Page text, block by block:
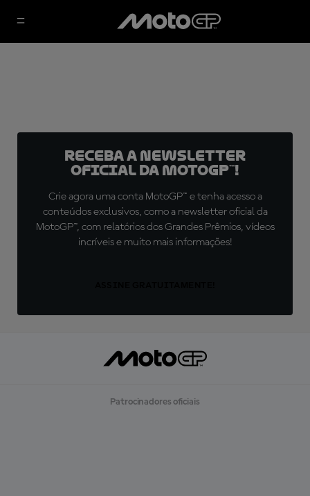
Receba a newsletter
oficial da MotoGP™!
Crie agora uma conta MotoGP™ e tenha acesso a
conteúdos exclusivos, como a newsletter oficial da
MotoGP™, com relatórios dos Grandes Prêmios, vídeos
incríveis e muito mais informações!
Patrocinadores oficiais